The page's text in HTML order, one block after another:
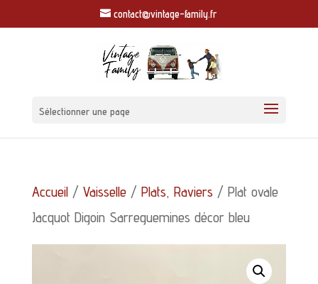
contact@vintage-family.fr
Sélectionner une page
Accueil/ Vaisselle/ Plats, Raviers / Plat ovale
Jacquot Digoin Sarreguemines décor bleu